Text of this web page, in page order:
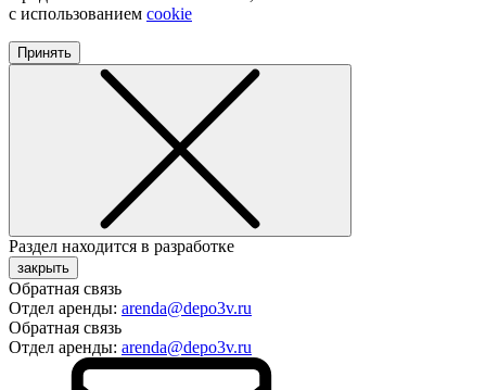
с использованием cookie
Принять
Раздел находится в разработке
закрыть
Обратная связь
Отдел аренды: arenda@depo3v.ru
Обратная связь
Отдел аренды: arenda@depo3v.ru